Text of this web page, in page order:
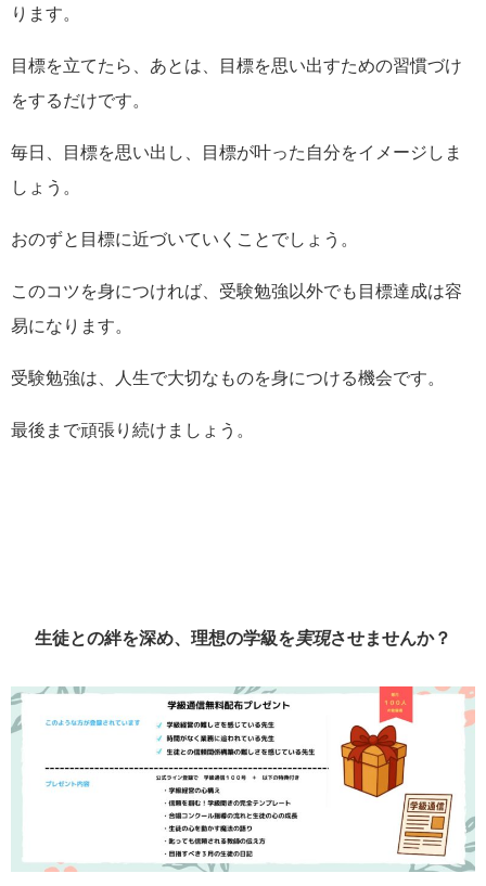
ります。
目標を立てたら、あとは、目標を思い出すための習慣づけ
をするだけです。
毎日、目標を思い出し、目標が叶った自分をイメージしま
しょう。
おのずと目標に近づいていくことでしょう。
このコツを身につければ、受験勉強以外でも目標達成は容
易になります。
受験勉強は、人生で大切なものを身につける機会です。
最後まで頑張り続けましょう。
生徒との絆を深め、理想の学級を実現させませんか？